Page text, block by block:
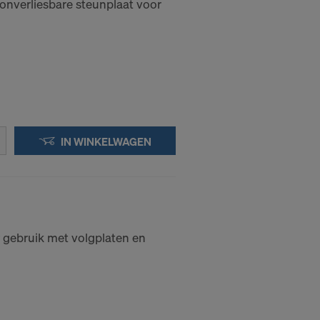
steunplaat voor
IN WINKELWAGEN
met volgplaten en
naar
tijde voor
DE